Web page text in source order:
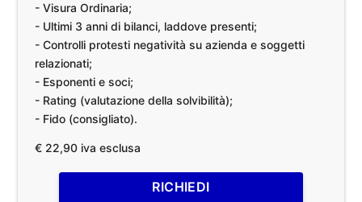
- Visura Ordinaria;
- Ultimi 3 anni di bilanci, laddove presenti;
- Controlli protesti negatività su azienda e soggetti
relazionati;
- Esponenti e soci;
- Rating (valutazione della solvibilità);
- Fido (consigliato).
€ 22,90 iva esclusa
RICHIEDI